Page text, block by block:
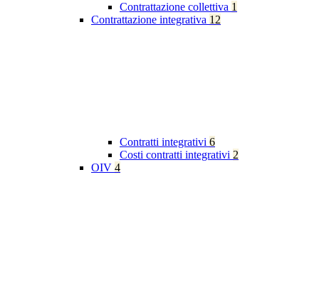
Contrattazione collettiva 1
Contrattazione integrativa 12
Contratti integrativi 6
Costi contratti integrativi 2
OIV 4